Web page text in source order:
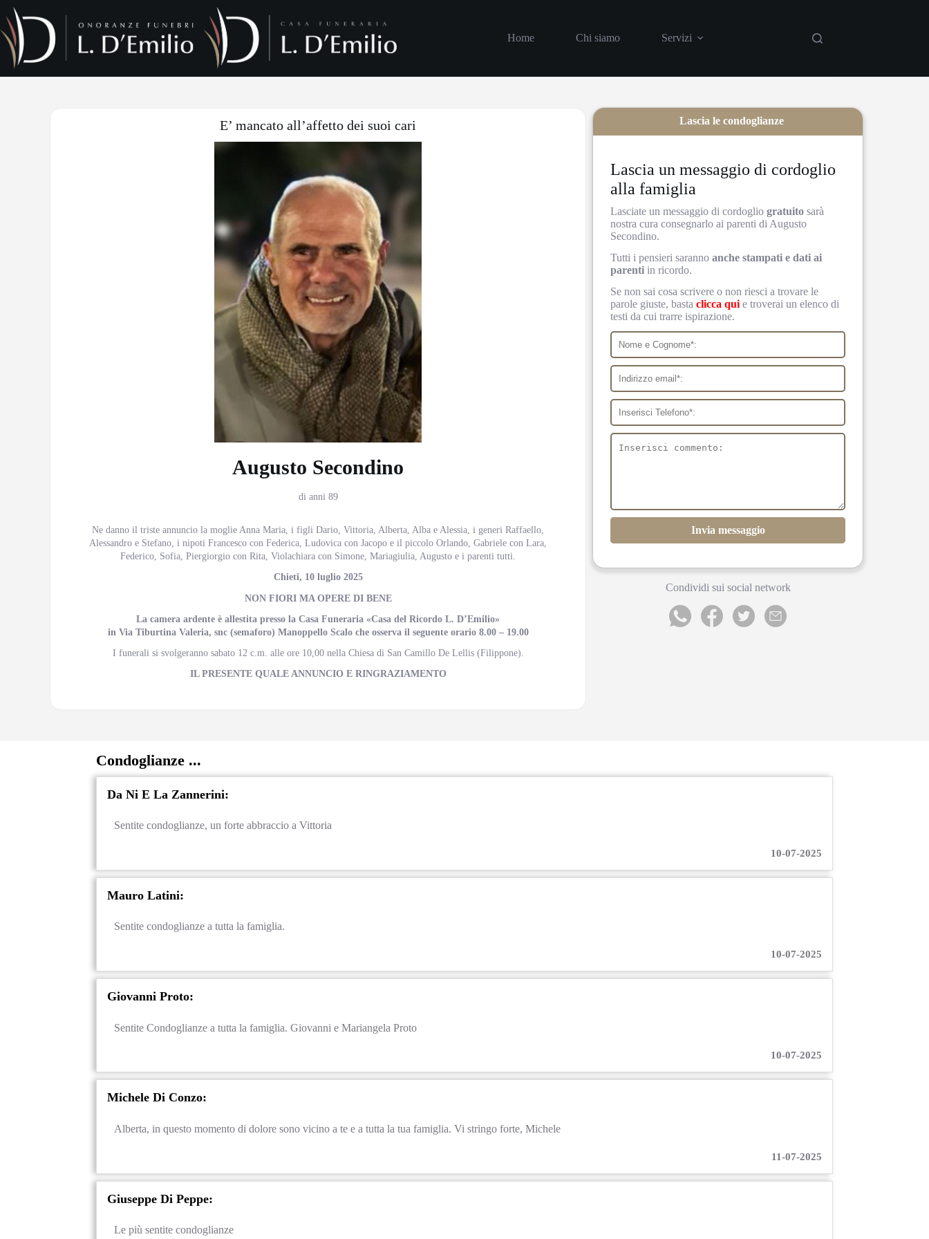
Home Chi siamo Servizi Casa funeraria
E’ mancato all’affetto dei suoi cari
Augusto Secondino
di anni 89
Ne danno il triste annuncio la moglie Anna Maria, i figli Dario, Vittoria, Alberta, Alba e Alessia, i generi Raffaello,
Alessandro e Stefano, i nipoti Francesco con Federica, Ludovica con Jacopo e il piccolo Orlando, Gabriele con Lara,
Federico, Sofia, Piergiorgio con Rita, Violachiara con Simone, Mariagiulia, Augusto e i parenti tutti.
Chieti, 10 luglio 2025
NON FIORI MA OPERE DI BENE
La camera ardente è allestita presso la Casa Funeraria «Casa del Ricordo L. D’Emilio»
in Via Tiburtina Valeria, snc (semaforo) Manoppello Scalo che osserva il seguente orario 8.00 – 19.00
I funerali si svolgeranno sabato 12 c.m. alle ore 10,00 nella Chiesa di San Camillo De Lellis (Filippone).
IL PRESENTE QUALE ANNUNCIO E RINGRAZIAMENTO
Lascia un messaggio di cordoglio
alla famiglia
Lasciate un messaggio di cordogliogratuito sarà
nostra cura consegnarlo ai parenti di Augusto
Secondino.
Tutti i pensieri sarannoanche stampati e dati ai
parenti in ricordo.
Se non sai cosa scrivere o non riesci a trovare le
parole giuste, bastaclicca qui e troverai un elenco di
testi da cui trarre ispirazione.
Invia messaggio
Lascia le condoglianze
Condividi sui social network
Condoglianze ...
Da Ni E La Zannerini:
Sentite condoglianze, un forte abbraccio a Vittoria
10-07-2025
Mauro Latini:
Sentite condoglianze a tutta la famiglia.
10-07-2025
Giovanni Proto:
Sentite Condoglianze a tutta la famiglia. Giovanni e Mariangela Proto
10-07-2025
Michele Di Conzo:
Alberta, in questo momento di dolore sono vicino a te e a tutta la tua famiglia. Vi stringo forte, Michele
11-07-2025
Giuseppe Di Peppe:
Le più sentite condoglianze